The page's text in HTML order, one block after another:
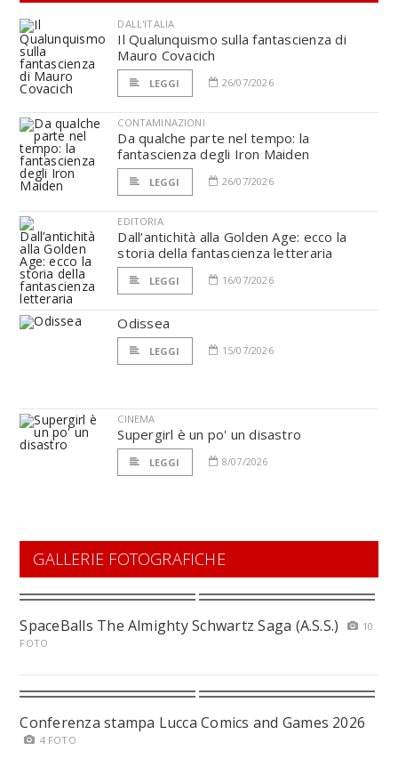
DALL'ITALIA
Il Qualunquismo sulla fantascienza di
Mauro Covacich
LEGGI 26/07/2026
CONTAMINAZIONI
Da qualche parte nel tempo: la
fantascienza degli Iron Maiden
LEGGI 26/07/2026
EDITORIA
Dall’antichità alla Golden Age: ecco la
storia della fantascienza letteraria
LEGGI 16/07/2026
Odissea
LEGGI 15/07/2026
CINEMA
Supergirl è un po' un disastro
LEGGI 8/07/2026
GALLERIE FOTOGRAFICHE
SpaceBalls The Almighty Schwartz Saga (A.S.S.)
10
FOTO
Conferenza stampa Lucca Comics and Games 2026
4 FOTO